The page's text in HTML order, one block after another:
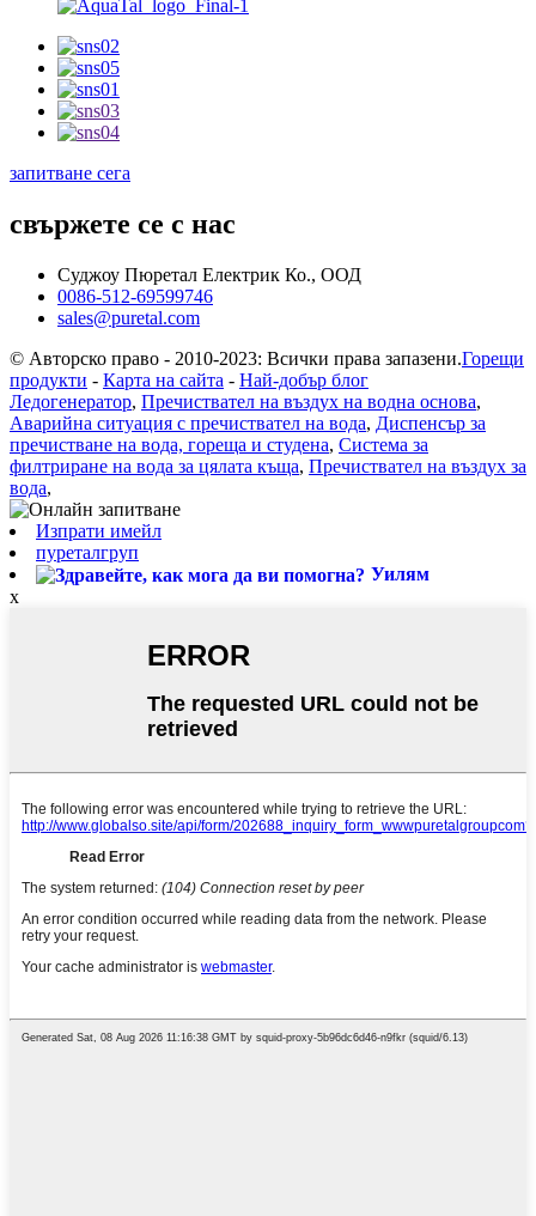
запитване сега
свържете се с нас
Суджоу Пюретал Електрик Ко., ООД
0086-512-69599746
sales@puretal.com
© Авторско право - 2010-2023: Всички права запазени.Горещи
продукти - Карта на сайта - Най-добър блог
Ледогенератор, Пречиствател на въздух на водна основа,
Аварийна ситуация с пречиствател на вода, Диспенсър за
пречистване на вода, гореща и студена, Система за
филтриране на вода за цялата къща, Пречиствател на въздух за
вода,
Изпрати имейл
пуреталгруп
Уилям
x